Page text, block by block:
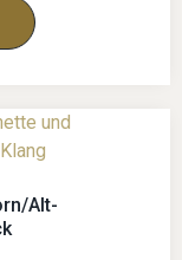
Alt-